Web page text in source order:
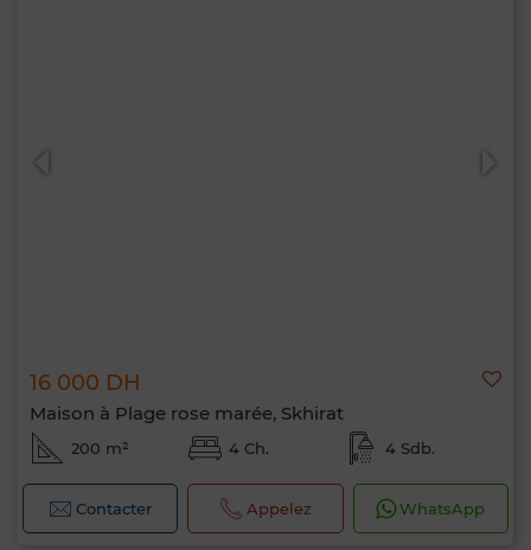
16 000 DH
Maison à Plage rose marée, Skhirat
200 m² 4 Ch. 4 Sdb.
Contacter Appelez WhatsApp